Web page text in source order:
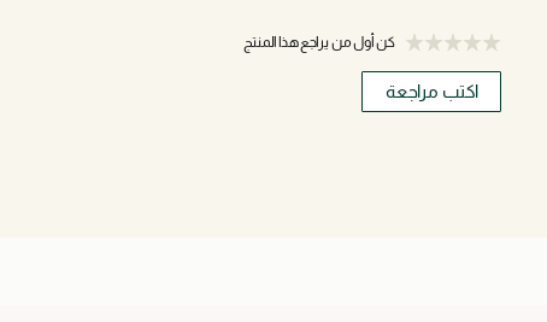
كن أول من يراجع هذا المنتج
اكتب مراجعة